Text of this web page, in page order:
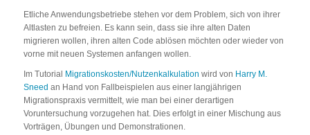
Etliche Anwendungsbetriebe stehen vor dem Problem, sich von ihrer
Altlasten zu befreien. Es kann sein, dass sie ihre alten Daten
migrieren wollen, ihren alten Code ablösen möchten oder wieder von
vorne mit neuen Systemen anfangen wollen.
Im Tutorial Migrationskosten/Nutzenkalkulation wird von Harry M.
Sneed an Hand von Fallbeispielen aus einer langjährigen
Migrationspraxis vermittelt, wie man bei einer derartigen
Voruntersuchung vorzugehen hat. Dies erfolgt in einer Mischung aus
Vorträgen, Übungen und Demonstrationen.